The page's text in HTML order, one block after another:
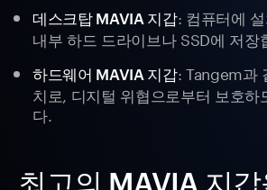
데스크탑 MAVIA 지갑: 컴퓨터에
내부 하드 드라이브나 SSD에 저장
하드웨어 MAVIA 지갑: Tangem과
치로, 디지털 위협으로부터 보호하
다.
최고의 MAVIA 지